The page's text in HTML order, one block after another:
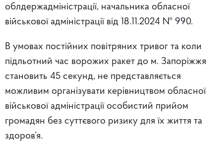
облдержадміністрації, начальника обласної
військової адміністрації від 18.11.2024 № 990.
В умовах постійних повітряних тривог та коли
підльотний час ворожих ракет до м. Запоріжжя
становить 45 секунд, не представляється
можливим організувати керівництвом обласної
військової адміністрації особистий прийом
громадян без суттєвого ризику для їх життя та
здоров’я.